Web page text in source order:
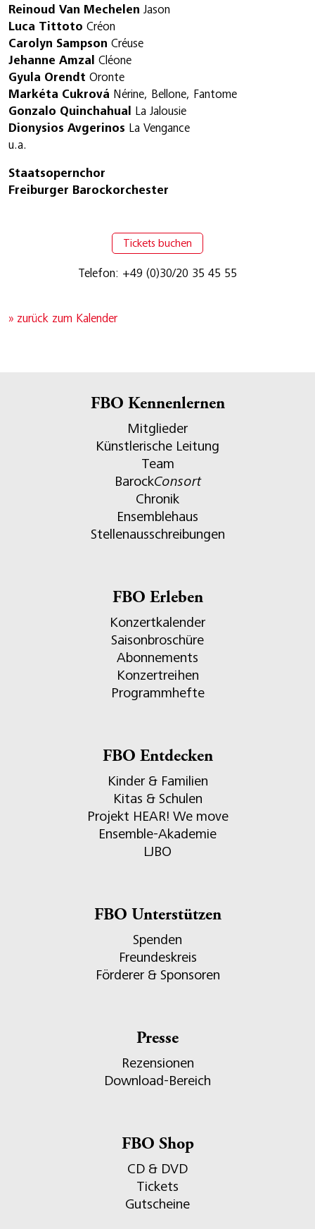
Reinoud Van Mechelen Jason
Luca Tittoto Créon
Carolyn Sampson Créuse
Jehanne Amzal Cléone
Gyula Orendt Oronte
Markéta Cukrová Nérine, Bellone, Fantome
Gonzalo Quinchahual La Jalousie
Dionysios Avgerinos La Vengance
u.a.
Staatsopernchor
Freiburger Barockorchester
Tickets buchen
Telefon: +49 (0)30/20 35 45 55
» zurück zum Kalender
FBO Kennenlernen
Mitglieder
Künstlerische Leitung
Team
BarockConsort
Chronik
Ensemblehaus
Stellenausschreibungen
FBO Erleben
Konzertkalender
Saisonbroschüre
Abonnements
Konzertreihen
Programmhefte
FBO Entdecken
Kinder & Familien
Kitas & Schulen
Projekt HEAR! We move
Ensemble-Akademie
LJBO
FBO Unterstützen
Spenden
Freundeskreis
Förderer & Sponsoren
Presse
Rezensionen
Download-Bereich
FBO Shop
CD & DVD
Tickets
Gutscheine